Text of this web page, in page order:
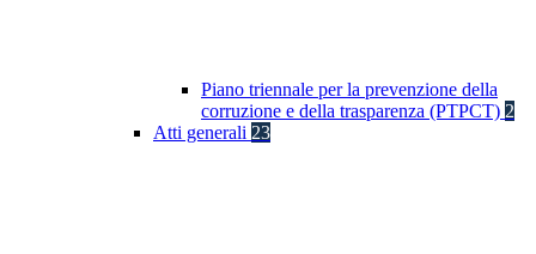
Piano triennale per la prevenzione della
corruzione e della trasparenza (PTPCT) 2
Atti generali 23